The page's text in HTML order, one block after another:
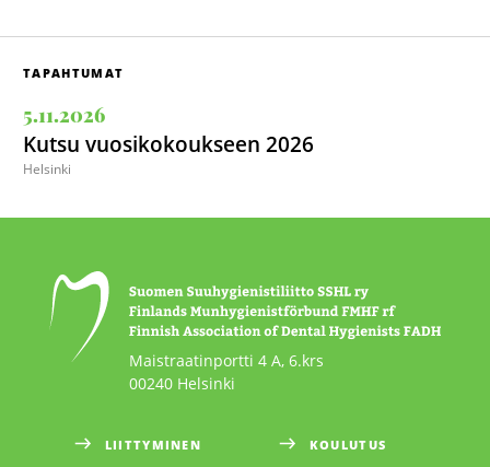
TAPAHTUMAT
5.11.2026
Kutsu vuosikokoukseen 2026
Helsinki
Maistraatinportti 4 A, 6.krs
00240 Helsinki
LIITTYMINEN KOULUTUS